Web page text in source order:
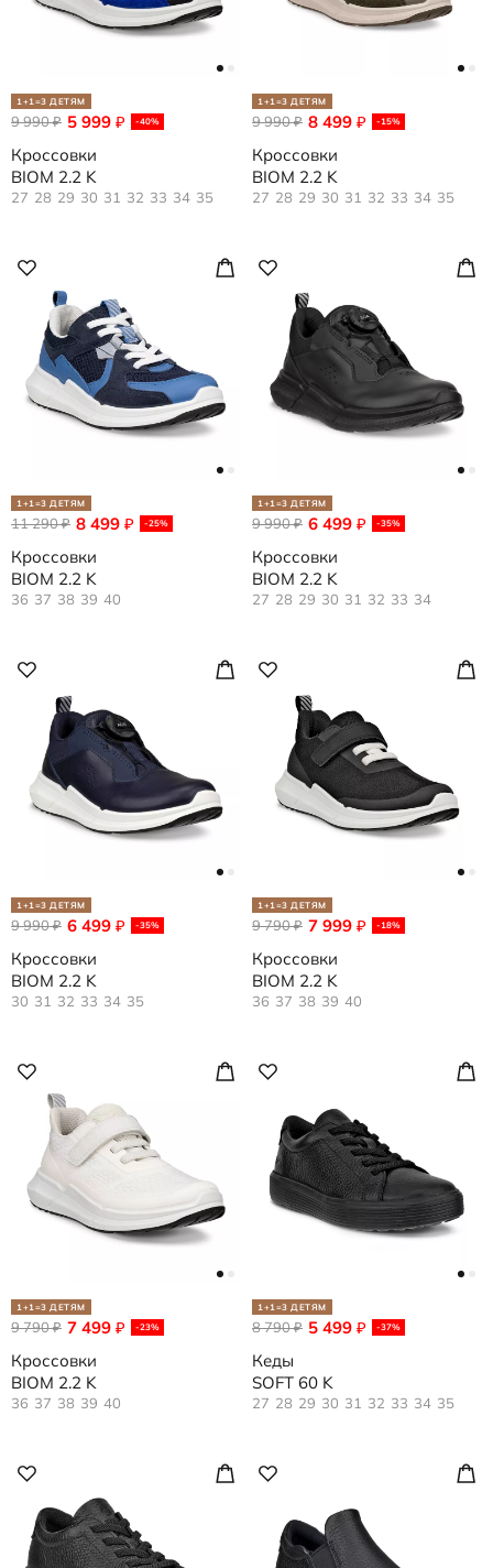
1+1=3 ДЕТЯМ
5 999 ₽ -40%
9 990₽
Кроссовки
BIOM 2.2 K
27 28 29 30 31 32 33 34 35
1+1=3 ДЕТЯМ
8 499 ₽ -15%
9 990₽
Кроссовки
BIOM 2.2 K
27 28 29 30 31 32 33 34 35
1+1=3 ДЕТЯМ
8 499 ₽ -25%
11 290₽
Кроссовки
BIOM 2.2 K
36 37 38 39 40
1+1=3 ДЕТЯМ
6 499 ₽ -35%
9 990₽
Кроссовки
BIOM 2.2 K
27 28 29 30 31 32 33 34
1+1=3 ДЕТЯМ
6 499 ₽ -35%
9 990₽
Кроссовки
BIOM 2.2 K
30 31 32 33 34 35
1+1=3 ДЕТЯМ
7 999 ₽ -18%
9 790₽
Кроссовки
BIOM 2.2 K
36 37 38 39 40
1+1=3 ДЕТЯМ
7 499 ₽ -23%
9 790₽
Кроссовки
BIOM 2.2 K
36 37 38 39 40
1+1=3 ДЕТЯМ
5 499 ₽ -37%
8 790₽
Кеды
SOFT 60 K
27 28 29 30 31 32 33 34 35